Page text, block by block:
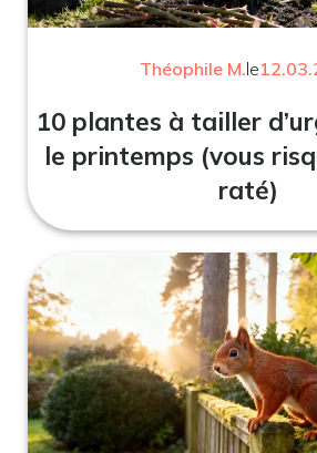
Théophile M.le
10 plantes à tailler
le printemps (vous
raté)